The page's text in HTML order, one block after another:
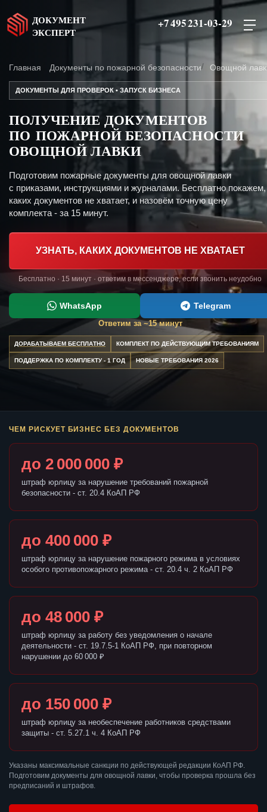
ДОКУМЕНТ
ЭКСПЕРТ
+7 495 231-03-29
Главная Документы по пожарной безопасности Овощной
ДОКУМЕНТЫ ДЛЯ ПРОВЕРОК • ЗАПУСК БИЗНЕСА
ПОЛУЧЕНИЕ ДОКУМЕНТОВ
ПО ПОЖАРНОЙ БЕЗОПАСНОСТИ
ОВОЩНОЙ ЛАВКИ
Подготовим пожарные документы для овощной лавки
с приказами, инструкциями и журналами. Бесплатно покажем,
каких документов не хватает, и назовём точную цену
комплекта - за 15 минут.
УЗНАТЬ, КАКИХ ДОКУМЕНТОВ НЕ ХВАТАЕТ
Бесплатно · 15 минут · ответим в мессенджере, если звонить неудобно
WhatsApp Telegram
Ответим за ~15 минут
ДОРАБАТЫВАЕМ БЕСПЛАТНО КОМПЛЕКТ ПО ДЕЙСТВУЮЩИМ ТРЕБОВАНИЯМ
ПОДДЕРЖКА ПО КОМПЛЕКТУ - 1 ГОД НОВЫЕ ТРЕБОВАНИЯ 2026
ЧЕМ РИСКУЕТ БИЗНЕС БЕЗ ДОКУМЕНТОВ
до 2 000 000 ₽
штраф юрлицу за нарушение требований пожарной
безопасности - ст. 20.4 КоАП РФ
до 400 000 ₽
штраф юрлицу за нарушение пожарного режима в условиях
особого противопожарного режима - ст. 20.4 ч. 2 КоАП РФ
до 48 000 ₽
штраф юрлицу за работу без уведомления о начале
деятельности - ст. 19.7.5-1 КоАП РФ, при повторном
нарушении до 60 000 ₽
до 150 000 ₽
штраф юрлицу за необеспечение работников средствами
защиты - ст. 5.27.1 ч. 4 КоАП РФ
Указаны максимальные санкции по действующей редакции КоАП РФ.
Подготовим документы для овощной лавки, чтобы проверка прошла без
предписаний и штрафов.